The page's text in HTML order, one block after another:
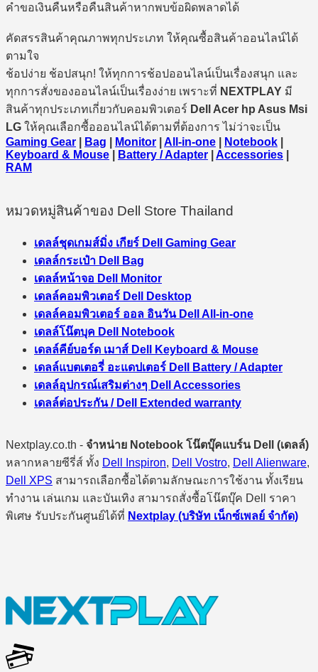
คำขอเงินคืนหรือคืนสินค้าหากพบข้อผิดพลาดได้
คัดสรรสินค้าคุณภาพทุกประเภท ให้คุณซื้อสินค้าออนไลน์ได้
ตามใจ
ช้อปง่าย ช้อปสนุก! ให้ทุกการช้อปออนไลน์เป็นเรื่องสนุก และ
ทุกการสั่งของออนไลน์เป็นเรื่องง่าย เพราะที่ NEXTPLAY มี
สินค้าทุกประเภทเกี่ยวกับคอมพิวเตอร์ Dell Acer hp Asus Msi
LG ให้คุณเลือกซื้อออนไลน์ได้ตามที่ต้องการ ไม่ว่าจะเป็น
Gaming Gear
Bag Monitor All-in-one Notebook
Keyboard & Mouse
Battery / Adapter Accessories
RAM
หมวดหมู่สินค้าของ Dell Store Thailand
เดลล์ชุดเกมส์มิ่ง เกียร์ Dell Gaming Gear
เดลล์กระเป๋า Dell Bag
เดลล์หน้าจอ Dell Monitor
เดลล์คอมพิวเตอร์ Dell Desktop
เดลล์คอมพิวเตอร์ ออล อินวัน Dell All-in-one
เดลล์โน๊ตบุค Dell Notebook
เดลล์คีย์บอร์ด เมาส์ Dell Keyboard & Mouse
เดลล์แบตเตอรี่ อะแดปเตอร์ Dell Battery / Adapter
เดลล์อุปกรณ์เสริมต่างๆ Dell Accessories
เดลล์ต่อประกัน / Dell Extended warranty
Nextplay.co.th - จำหน่าย Notebook โน๊ตบุ๊คแบร์น Dell (เดลล์)
หลากหลายซีรี่ส์ ทั้ง Dell Inspiron, Dell Vostro, Dell Alienware,
Dell XPS สามารถเลือกซื้อได้ตามลักษณะการใช้งาน ทั้งเรียน
ทำงาน เล่นเกม และบันเทิง สามารถสั่งซื้อโน๊ตบุ๊ค Dell ราคา
พิเศษ รับประกันศูนย์ได้ที่ Nextplay (บริษัท เน็กซ์เพลย์ จำกัด)